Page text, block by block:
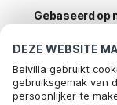
DEZE WEBSITE
Belvilla gebruikt
gebruiksgemak van
persoonlijker te
Gebaseerd op
Meest
vakantie